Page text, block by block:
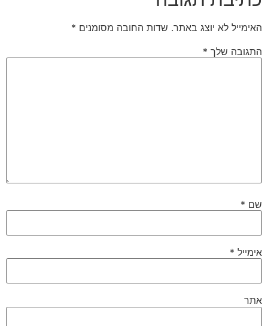
האימייל לא יוצג באתר. שדות החובה מסומנים *
התגובה שלך *
שם *
אימייל *
אתר